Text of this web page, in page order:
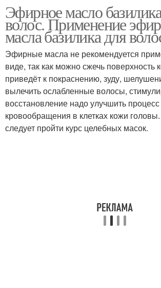
Базилик для лица
Маска из базилика
Базилик от желтизны
Эфирное масло
волос. Применение
масла базилика для
Эфирные масла не рекомендуется
виде, так как можно сжечь поверхность
приведёт к покраснению, зуду,
вылечить ослабленные волосы,
восстановление надо улучшить процесс
кровообращения в клетках кожи
следует пройти курс целебных масок.